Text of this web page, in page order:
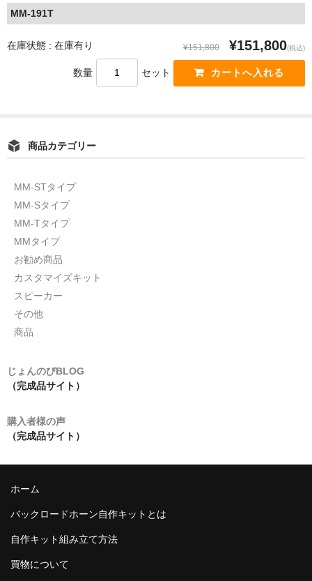
MM-191T
在庫状態 : 在庫有り ¥151,800 ¥151,800(税込)
数量 セット
商品カテゴリー
MM-STタイプ
MM-Sタイプ
MM-Tタイプ
MMタイプ
お勧め商品
カスタマイズキット
スピーカー
その他
商品
じょんのびBLOG
（完成品サイト）
購入者様の声
（完成品サイト）
ホーム
バックロードホーン自作キットとは
自作キット組み立て方法
買物について